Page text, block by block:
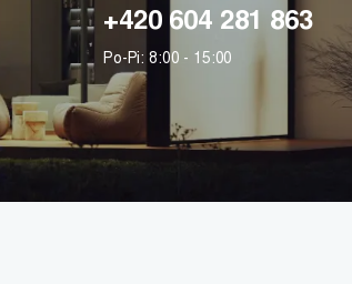
+420 604 281 863
Po-Pi: 8:00 - 15:00